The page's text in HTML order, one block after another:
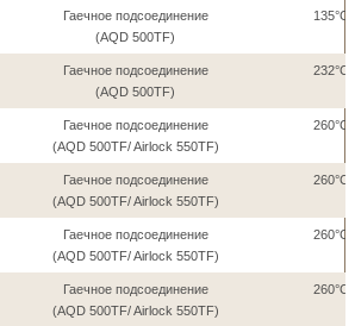
Гаечное подсоединение
(AQD 500TF)
135°C
Гаечное подсоединение
(AQD 500TF)
232°C
Гаечное подсоединение
(AQD 500TF/ Airlock 550TF)
260°C
Гаечное подсоединение
(AQD 500TF/ Airlock 550TF)
260°C
Гаечное подсоединение
(AQD 500TF/ Airlock 550TF)
260°C
Гаечное подсоединение
(AQD 500TF/ Airlock 550TF)
260°C